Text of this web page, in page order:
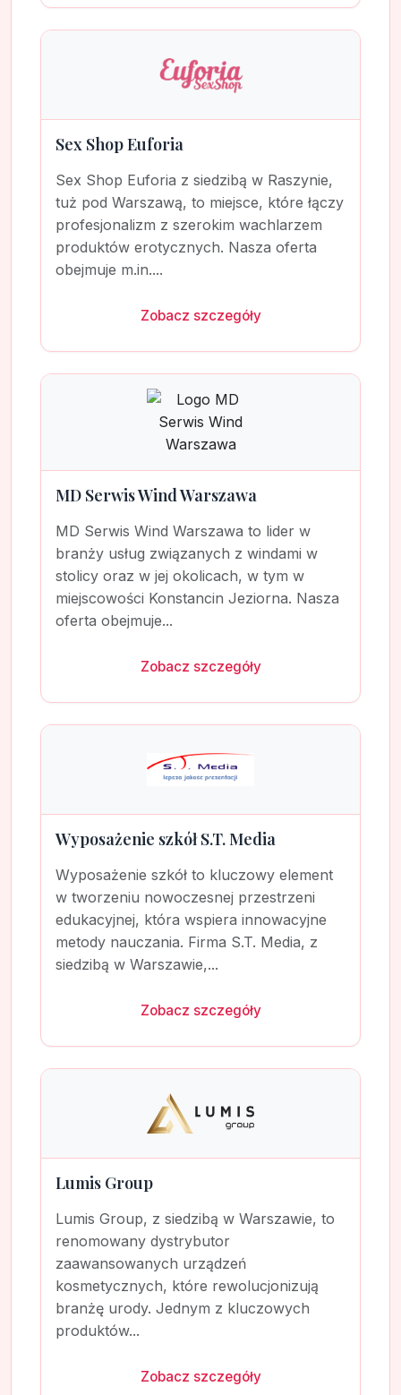
Sex Shop Euforia
Sex Shop Euforia z siedzibą w Raszynie,
tuż pod Warszawą, to miejsce, które łączy
profesjonalizm z szerokim wachlarzem
produktów erotycznych. Nasza oferta
obejmuje m.in....
Zobacz szczegóły
MD Serwis Wind Warszawa
MD Serwis Wind Warszawa to lider w
branży usług związanych z windami w
stolicy oraz w jej okolicach, w tym w
miejscowości Konstancin Jeziorna. Nasza
oferta obejmuje...
Zobacz szczegóły
Wyposażenie szkół S.T. Media
Wyposażenie szkół to kluczowy element
w tworzeniu nowoczesnej przestrzeni
edukacyjnej, która wspiera innowacyjne
metody nauczania. Firma S.T. Media, z
siedzibą w Warszawie,...
Zobacz szczegóły
Lumis Group
Lumis Group, z siedzibą w Warszawie, to
renomowany dystrybutor
zaawansowanych urządzeń
kosmetycznych, które rewolucjonizują
branżę urody. Jednym z kluczowych
produktów...
Zobacz szczegóły